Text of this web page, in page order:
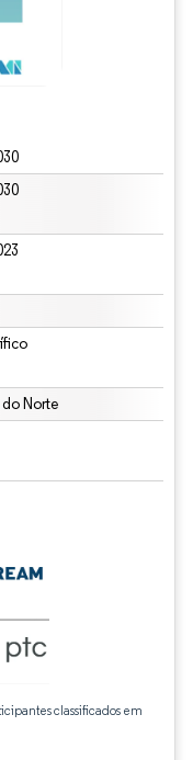
Norte
classificados em